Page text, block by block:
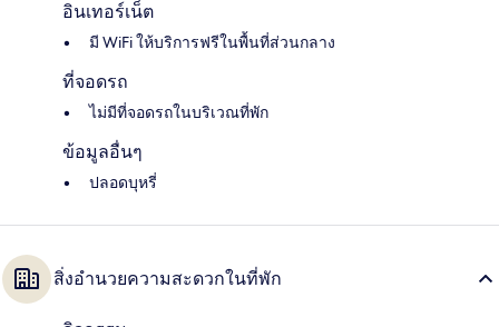
อินเทอร์เน็ต
มี WiFi ให้บริการฟรีในพื้นที่ส่วนกลาง
ที่จอดรถ
ไม่มีที่จอดรถในบริเวณที่พัก
ข้อมูลอื่นๆ
ปลอดบุหรี่
สิ่งอำนวยความสะดวกในที่พัก